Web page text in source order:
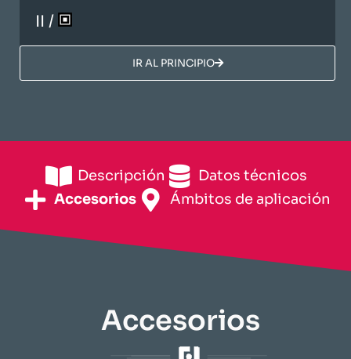
II /
​IR AL PRINCIPIO​
Descripción
​Datos técnicos​
Accesorios
​Ámbitos de aplicación​
Accesorios